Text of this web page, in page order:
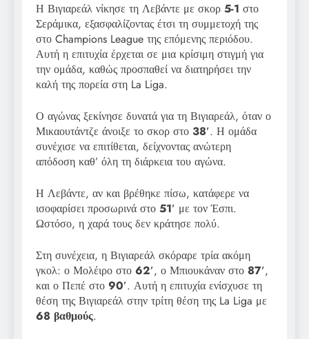
Η Βιγιαρεάλ νίκησε τη Λεβάντε με σκορ 5-1 στο
Σεράμικα, εξασφαλίζοντας έτσι τη συμμετοχή της
στο Champions League της επόμενης περιόδου.
Αυτή η επιτυχία έρχεται σε μια κρίσιμη στιγμή για
την ομάδα, καθώς προσπαθεί να διατηρήσει την
καλή της πορεία στη La Liga.
Ο αγώνας ξεκίνησε δυνατά για τη Βιγιαρεάλ, όταν ο
Μικαουτάντζε άνοιξε το σκορ στο 38′. Η ομάδα
συνέχισε να επιτίθεται, δείχνοντας ανώτερη
απόδοση καθ’ όλη τη διάρκεια του αγώνα.
Η Λεβάντε, αν και βρέθηκε πίσω, κατάφερε να
ισοφαρίσει προσωρινά στο 51′ με τον Έσπι.
Ωστόσο, η χαρά τους δεν κράτησε πολύ.
Στη συνέχεια, η Βιγιαρεάλ σκόραρε τρία ακόμη
γκολ: ο Μολέιρο στο 62′, ο Μπιουκάναν στο 87′,
και ο Πεπέ στο 90′. Αυτή η επιτυχία ενίσχυσε τη
θέση της Βιγιαρεάλ στην τρίτη θέση της La Liga με
68 βαθμούς.